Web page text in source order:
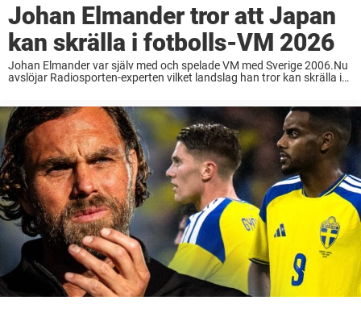
Johan Elmander tror att Japan
kan skrälla i fotbolls-VM 2026
Johan Elmander var själv med och spelade VM med Sverige 2006.Nu
avslöjar Radiosporten-experten vilket landslag han tror kan skrälla i